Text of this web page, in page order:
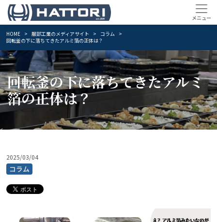
HOME 服部工業のメディアサイト
コラム
回転釜の下に落ちてきたアルミ箔の正体は？
回転釜の下に落ちてきたアルミ
箔の正体は？
2025/03/04
コラム